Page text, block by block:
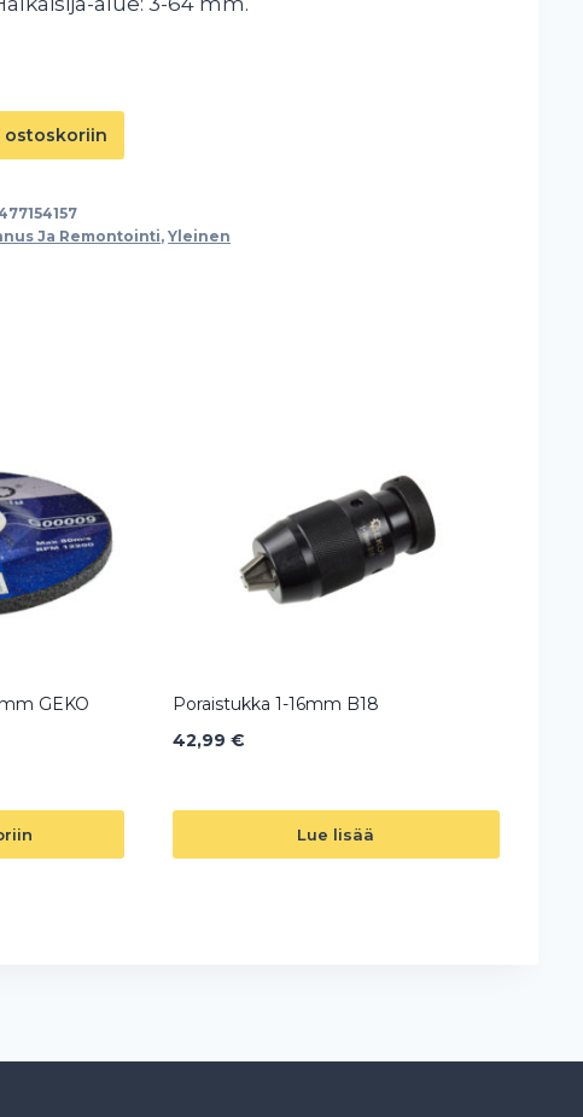
ostoskoriin
Ja Remontointi,Yleinen
GEKO
Poraistukka 1-16mm B18
42,99 €
Lue lisää